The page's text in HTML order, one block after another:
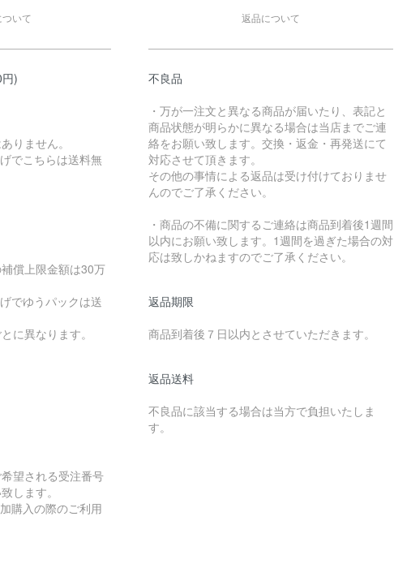
いて
)
りません。
でこちらは送料無
償上限金額は30万
でゆうパックは送
に異なります。
望される受注番号
します。
購入の際のご利用
返品について
不良品
・万が一注文と異なる商品が届いたり、表記と
商品状態が明らかに異なる場合は当店までご連
絡をお願い致します。交換・返金・再発送にて
対応させて頂きます。
その他の事情による返品は受け付けておりませ
んのでご了承ください。
・商品の不備に関するご連絡は商品到着後1週間
以内にお願い致します。1週間を過ぎた場合の対
応は致しかねますのでご了承ください。
返品期限
商品到着後７日以内とさせていただきます。
返品送料
不良品に該当する場合は当方で負担いたしま
す。